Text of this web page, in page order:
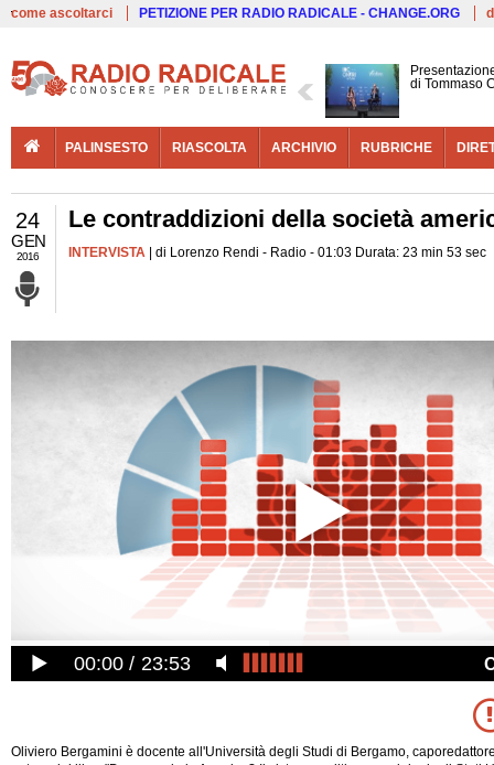
come ascoltarci PETIZIONE PER RADIO RADICALE - CHANGE.ORG
di Tommaso
PALINSESTO RIASCOLTA ARCHIVIO RUBRICHE
24
GEN
2016
Le contraddizioni della società
INTERVISTA | di Lorenzo Rendi - Radio - 01:03 Durata: 23 min 53 sec
00:00 23:53
Oliviero Bergamini è docente all'Università degli Studi di Bergamo,